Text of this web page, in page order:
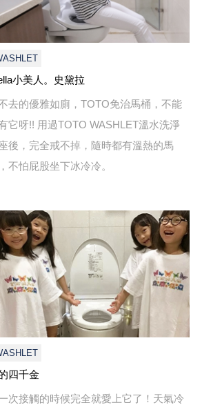
小美人。史黛拉
去的優雅如廁，TOTO免治馬桶，不能
它呀!! 用過TOTO WASHLET溫水洗淨
後，完全戒不掉，隨時都有溫熱的馬
不怕屁股坐下冰冷冷。
四千金
次接觸的時候完全就愛上它了！天氣冷